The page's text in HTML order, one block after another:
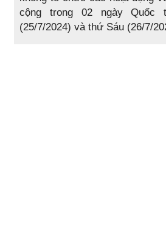
cộng trong 02 ngày Quốc
(25/7/2024) và thứ Sáu (26/7/